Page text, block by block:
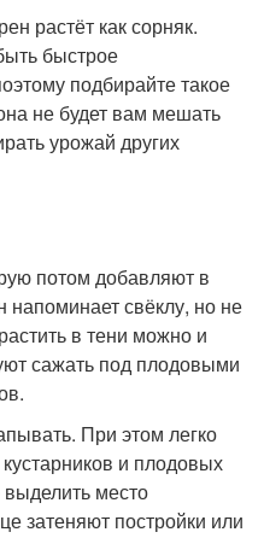
растёт как сорняк.
быстрое
подбирайте такое
не будет вам мешать
урожай других
потом добавляют в
свёклу, но не
в тени можно и
сажать под плодовыми
При этом легко
и плодовых
место
затеняют постройки или